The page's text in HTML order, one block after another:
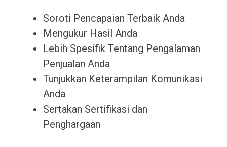
Soroti Pencapaian Terbaik Anda
Mengukur Hasil Anda
Lebih Spesifik Tentang Pengalaman
Penjualan Anda
Tunjukkan Keterampilan Komunikasi
Anda
Sertakan Sertifikasi dan
Penghargaan